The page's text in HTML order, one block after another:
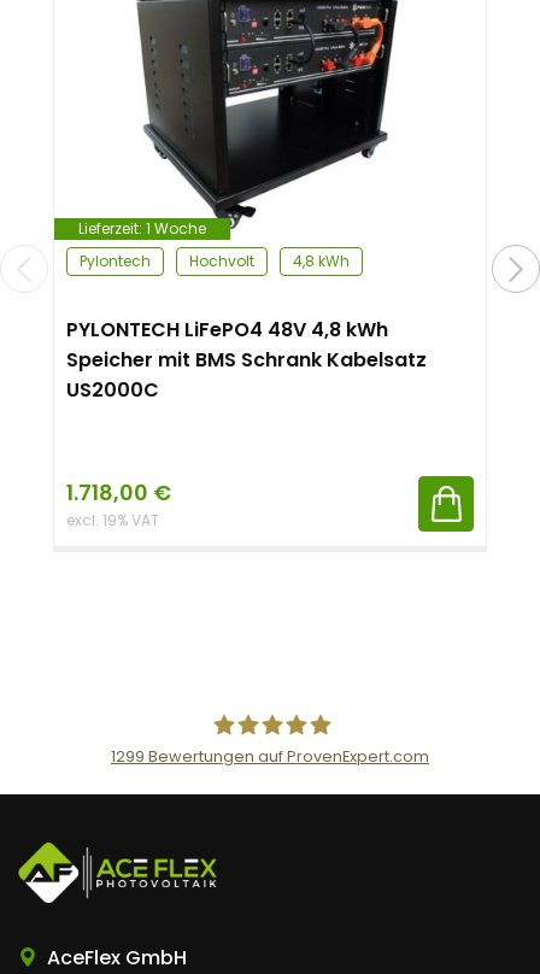
Lieferzeit: 1 Woche
Pylontech
Hochvolt 4,8 kWh
PYLONTECH LiFePO4 48V 4,8 kWh
Speicher mit BMS Schrank Kabelsatz
US2000C
1.718,00 €
excl. 19% VAT
AceFlex GmbH
1299 Bewertungen auf ProvenExpert.com
AceFlex GmbH